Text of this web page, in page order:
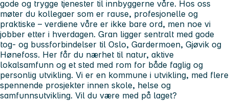
gode og trygge tjenester til innbyggerne våre. Hos oss
møter du kollegaer som er rause, profesjonelle og
praktiske – verdiene våre er ikke bare ord, men noe vi
jobber etter i hverdagen. Gran ligger sentralt med gode
tog- og bussforbindelser til Oslo, Gardermoen, Gjøvik og
Hønefoss. Her får du nærhet til natur, aktive
lokalsamfunn og et sted med rom for både faglig og
personlig utvikling. Vi er en kommune i utvikling, med flere
spennende prosjekter innen skole, helse og
samfunnsutvikling. Vil du være med på laget?